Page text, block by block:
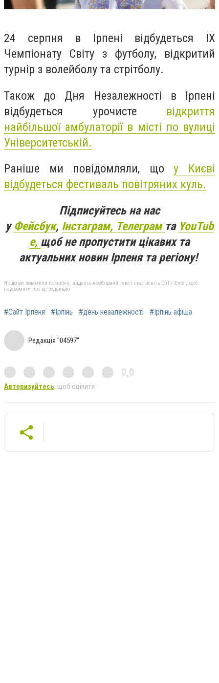
24 серпня в Ірпені відбудеться ІХ
Чемпіонату Світу з футболу, відкритий
турнір з волейболу та стрітболу.
Також до Дня Незалежності в Ірпені
відбудеться урочисте відкриття
найбільшої амбулаторії в місті по вулиці
Університетській.
Раніше ми повідомляли, щоу Києві
відбудеться фестиваль повітряних куль.
Підписуйтесь на нас
уФейсбук, Інстаграм, Телеграм та YouTub
e, щоб не пропустити цікавих та
актуальних новин Ірпеня та регіону!
Якщо ви помітили помилку, виділіть необхідний текст і натисніть Ctrl + Enter, щоб
повідомити про це редакцію
#Сайт Ірпеня #Ірпінь #день незалежності #Ірпінь афіша
Редакція "04597"
0,0
Авторизуйтесь, щоб оцінити